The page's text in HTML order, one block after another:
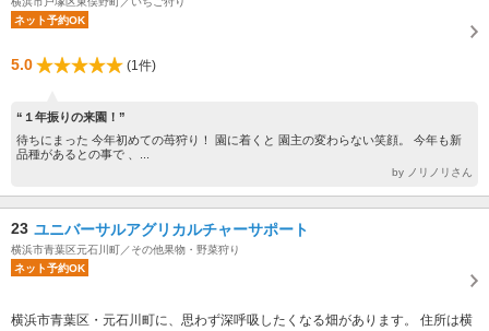
ネット予約OK
5.0 (1件)
“１年振りの来園！”
待ちにまった 今年初めての苺狩り！ 園に着くと 園主の変わらない笑顔。 今年も新
品種があるとの事で 、...
by ノリノリさん
23 ユニバーサルアグリカルチャーサポート
横浜市青葉区元石川町／その他果物・野菜狩り
ネット予約OK
横浜市青葉区・元石川町に、思わず深呼吸したくなる畑があります。 住所は横